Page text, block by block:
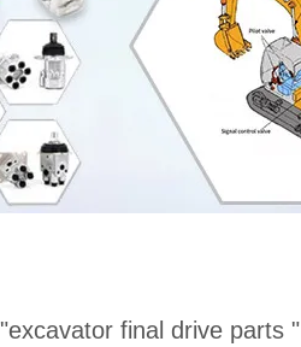
"excavator final drive parts "